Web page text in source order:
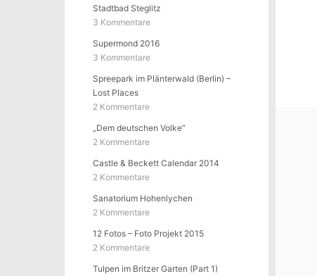
Stadtbad Steglitz
3 Kommentare
Supermond 2016
3 Kommentare
Spreepark im Plänterwald (Berlin) –
Lost Places
2 Kommentare
„Dem deutschen Volke“
2 Kommentare
Castle & Beckett Calendar 2014
2 Kommentare
Sanatorium Hohenlychen
2 Kommentare
12 Fotos – Foto Projekt 2015
2 Kommentare
Tulpen im Britzer Garten (Part 1)